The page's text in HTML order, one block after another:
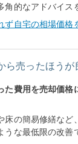
角的なアドバイス
ず自宅の相場価格
ら売ったほうが
た費用を売却価格
床の簡易修繕など
うな最低限の改善